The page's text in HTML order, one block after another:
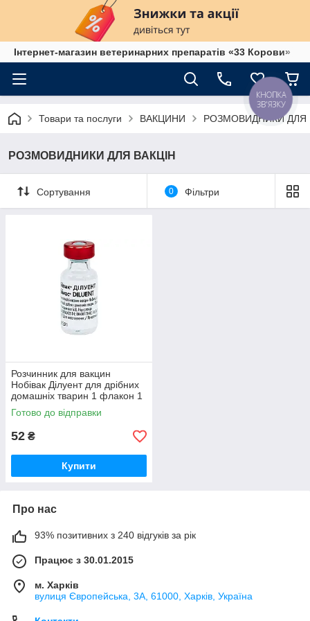
Інтернет-магазин ветеринарних препаратів «33 Корови»
Товари та послуги ВАКЦИНИ РОЗМОВИДНИКИ ДЛЯ
РОЗМОВИДНИКИ ДЛЯ ВАКЦІН
Сортування 0 Фільтри
Розчинник для вакцин
Нобівак Ділуент для дрібних
домашніх тварин 1 флакон 1
доза Intervet
Готово до відправки
52 ₴
Купити
Про нас
93% позитивних з 240 відгуків за рік
Працює з 30.01.2015
м. Харків
вулиця Європейська, 3А, 61000, Харків, Україна
КНОПКА
ЗВ'ЯЗКУ